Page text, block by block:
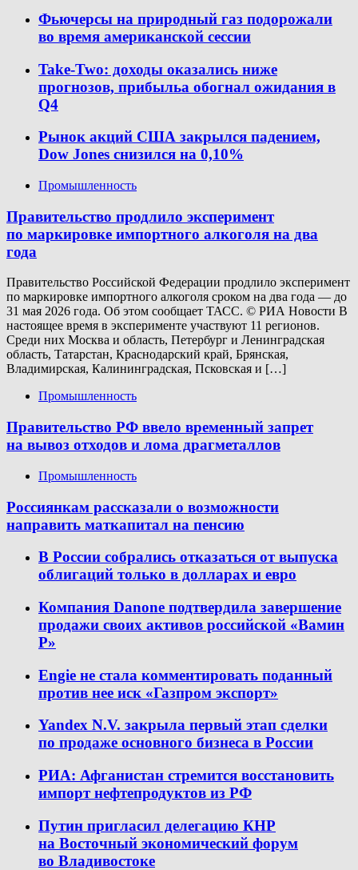
Фьючерсы на природный газ подорожали
во время американской сессии
Take-Two: доходы оказались ниже
прогнозов, прибыльa обогнал ожидания в
Q4
Рынок акций США закрылся падением,
Dow Jones снизился на 0,10%
Промышленность
Правительство продлило эксперимент
по маркировке импортного алкоголя на два
года
Правительство Российской Федерации продлило эксперимент
по маркировке импортного алкоголя сроком на два года — до
31 мая 2026 года. Об этом сообщает ТАСС. © РИА Новости В
настоящее время в эксперименте участвуют 11 регионов.
Среди них Москва и область, Петербург и Ленинградская
область, Татарстан, Краснодарский край, Брянская,
Владимирская, Калининградская, Псковская и […]
Промышленность
Правительство РФ ввело временный запрет
на вывоз отходов и лома драгметаллов
Промышленность
Россиянкам рассказали о возможности
направить маткапитал на пенсию
В России собрались отказаться от выпуска
облигаций только в долларах и евро
Компания Danone подтвердила завершение
продажи своих активов российской «Вамин
Р»
Engie не стала комментировать поданный
против нее иск «Газпром экспорт»
Yandex N.V. закрыла первый этап сделки
по продаже основного бизнеса в России
РИА: Афганистан стремится восстановить
импорт нефтепродуктов из РФ
Путин пригласил делегацию КНР
на Восточный экономический форум
во Владивостоке